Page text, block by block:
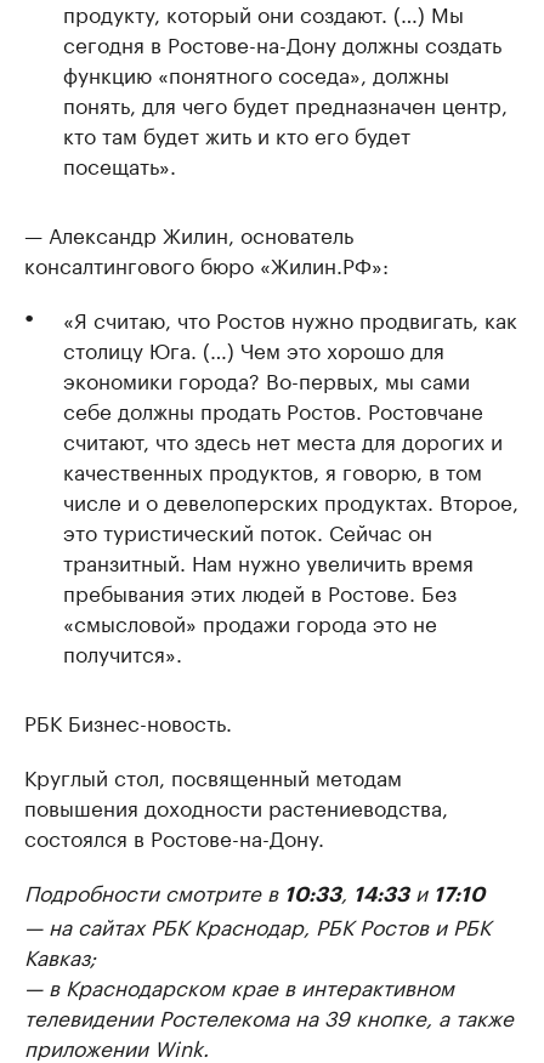
продукту, который они создают. (…) Мы
сегодня в Ростове-на-Дону должны создать
функцию «понятного соседа», должны
понять, для чего будет предназначен центр,
кто там будет жить и кто его будет
посещать».
— Александр Жилин, основатель
консалтингового бюро «Жилин.РФ»:
«Я считаю, что Ростов нужно продвигать, как
столицу Юга. (…) Чем это хорошо для
экономики города? Во-первых, мы сами
себе должны продать Ростов. Ростовчане
считают, что здесь нет места для дорогих и
качественных продуктов, я говорю, в том
числе и о девелоперских продуктах. Второе,
это туристический поток. Сейчас он
транзитный. Нам нужно увеличить время
пребывания этих людей в Ростове. Без
«смысловой» продажи города это не
получится».
РБК Бизнес-новость.
Круглый стол, посвященный методам
повышения доходности растениеводства,
состоялся в Ростове-на-Дону.
Подробности смотрите в 10:33, 14:33и 17:10
— на сайтах РБК Краснодар, РБК Ростов и РБК
Кавказ;
— в Краснодарском крае в интерактивном
телевидении Ростелекома на 39 кнопке, а также
приложении Wink.